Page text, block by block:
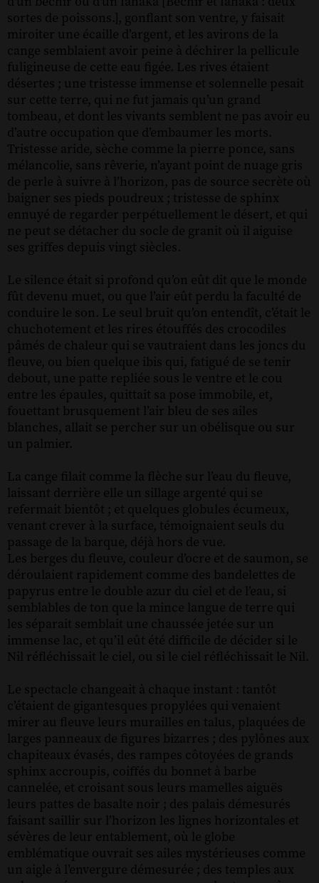
sortes de poissons.], gonflant son ventre, y faisait
miroiter une écaille d’argent, et les avirons de la
cange semblaient avoir peine à déchirer la pellicule
fuligineuse de cette eau figée. Les rives étaient
désertes ; une tristesse immense et solennelle pesait
sur cette terre, qui ne fut jamais qu’un grand
tombeau, et dont les vivants semblent ne pas avoir eu
d’autre occupation que d’embaumer les morts.
Tristesse aride, sèche comme la pierre ponce, sans
mélancolie, sans rêverie, n’ayant point de nuage gris
de perle à suivre à l’horizon, pas de source secrète où
baigner ses pieds poudreux ; tristesse de sphinx
ennuyé de regarder perpétuellement le désert, et qui
ne peut se détacher du socle de granit où il aiguise
ses griffes depuis vingt siècles.
Le silence était si profond qu’on eût dit que le monde
fût devenu muet, ou que l’air eût perdu la faculté de
conduire le son. Le seul bruit qu’on entendît, c’était le
chuchotement et les rires étouffés des crocodiles
pâmés de chaleur qui se vautraient dans les joncs du
fleuve, ou bien quelque ibis qui, fatigué de se tenir
debout, une patte repliée sous le ventre et le cou
entre les épaules, quittait sa pose immobile, et,
fouettant brusquement l’air bleu de ses ailes
blanches, allait se percher sur un obélisque ou sur
un palmier.
La cange filait comme la flèche sur l’eau du fleuve,
laissant derrière elle un sillage argenté qui se
refermait bientôt ; et quelques globules écumeux,
venant crever à la surface, témoignaient seuls du
passage de la barque, déjà hors de vue.
Les berges du fleuve, couleur d’ocre et de saumon, se
déroulaient rapidement comme des bandelettes de
papyrus entre le double azur du ciel et de l’eau, si
semblables de ton que la mince langue de terre qui
les séparait semblait une chaussée jetée sur un
immense lac, et qu’il eût été difficile de décider si le
Nil réfléchissait le ciel, ou si le ciel réfléchissait le Nil.
Le spectacle changeait à chaque instant : tantôt
c’étaient de gigantesques propylées qui venaient
mirer au fleuve leurs murailles en talus, plaquées de
larges panneaux de figures bizarres ; des pylônes aux
chapiteaux évasés, des rampes côtoyées de grands
sphinx accroupis, coiffés du bonnet à barbe
cannelée, et croisant sous leurs mamelles aiguës
leurs pattes de basalte noir ; des palais démesurés
faisant saillir sur l’horizon les lignes horizontales et
sévères de leur entablement, où le globe
emblématique ouvrait ses ailes mystérieuses comme
un aigle à l’envergure démesurée ; des temples aux